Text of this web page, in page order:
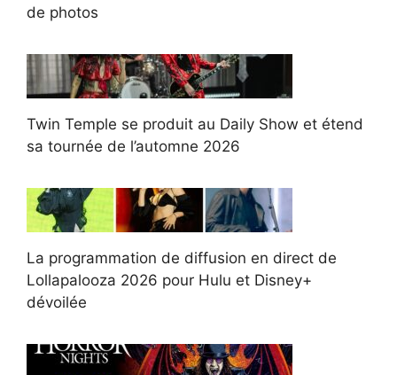
de photos
Twin Temple se produit au Daily Show et étend
sa tournée de l’automne 2026
La programmation de diffusion en direct de
Lollapalooza 2026 pour Hulu et Disney+
dévoilée